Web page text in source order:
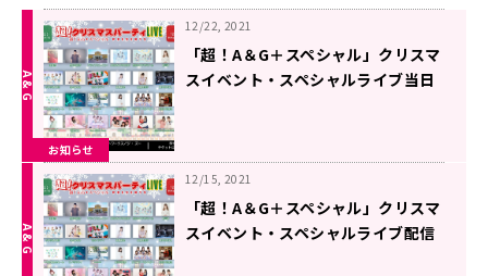
お知らせ
12/22, 2021
「超！A＆G＋スペシャル」クリスマ
スイベント・スペシャルライブ当日
12/15, 2021
「超！A＆G＋スペシャル」クリスマ
スイベント・スペシャルライブ配信